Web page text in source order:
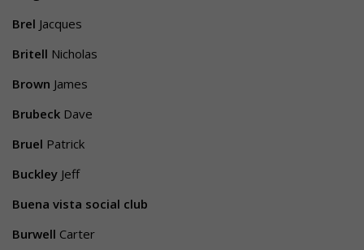
Brel Jacques
Britell Nicholas
Brown James
Brubeck Dave
Bruel Patrick
Buckley Jeff
Buena vista social club
Burwell Carter